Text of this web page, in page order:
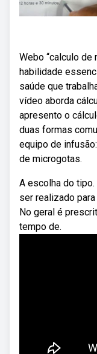
Webo “calculo de
habilidade
saúde que
vídeo aborda
apresento o
duas formas
equipo de
de microgotas.
A escolha do
ser realizado
No geral é
tempo de.